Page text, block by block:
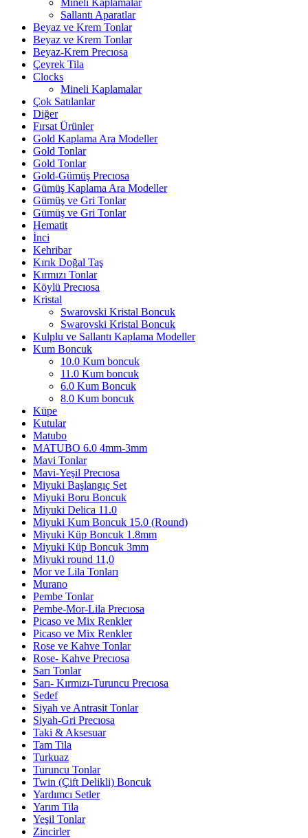
Mineli Kaplamalar
Sallantı Aparatlar
Beyaz ve Krem Tonlar
Beyaz ve Krem Tonlar
Beyaz-Krem Precıosa
Çeyrek Tila
Clocks
Mineli Kaplamalar
Çok Satılanlar
Diğer
Fırsat Ürünler
Gold Kaplama Ara Modeller
Gold Tonlar
Gold Tonlar
Gold-Gümüş Precıosa
Gümüş Kaplama Ara Modeller
Gümüş ve Gri Tonlar
Gümüş ve Gri Tonlar
Hematit
İnci
Kehribar
Kırık Doğal Taş
Kırmızı Tonlar
Köylü Precıosa
Kristal
Swarovski Kristal Boncuk
Swarovski Kristal Boncuk
Kulplu ve Sallantı Kaplama Modeller
Kum Boncuk
10.0 Kum boncuk
11.0 Kum boncuk
6.0 Kum Boncuk
8.0 Kum boncuk
Küpe
Kutular
Matubo
MATUBO 6.0 4mm-3mm
Mavi Tonlar
Mavi-Yeşil Precıosa
Miyuki Başlangıç Set
Miyuki Boru Boncuk
Miyuki Delica 11.0
Miyuki Kum Boncuk 15.0 (Round)
Miyuki Küp Boncuk 1.8mm
Miyuki Küp Boncuk 3mm
Miyuki round 11,0
Mor ve Lila Tonları
Murano
Pembe Tonlar
Pembe-Mor-Lila Precıosa
Picaso ve Mix Renkler
Picaso ve Mix Renkler
Rose ve Kahve Tonlar
Rose- Kahve Precıosa
Sarı Tonlar
Sarı- Kırmızı-Turuncu Precıosa
Sedef
Siyah ve Antrasit Tonlar
Siyah-Gri Precıosa
Taki & Aksesuar
Tam Tila
Turkuaz
Turuncu Tonlar
Twin (Çift Delikli) Boncuk
Yardımcı Setler
Yarım Tila
Yeşil Tonlar
Zincirler